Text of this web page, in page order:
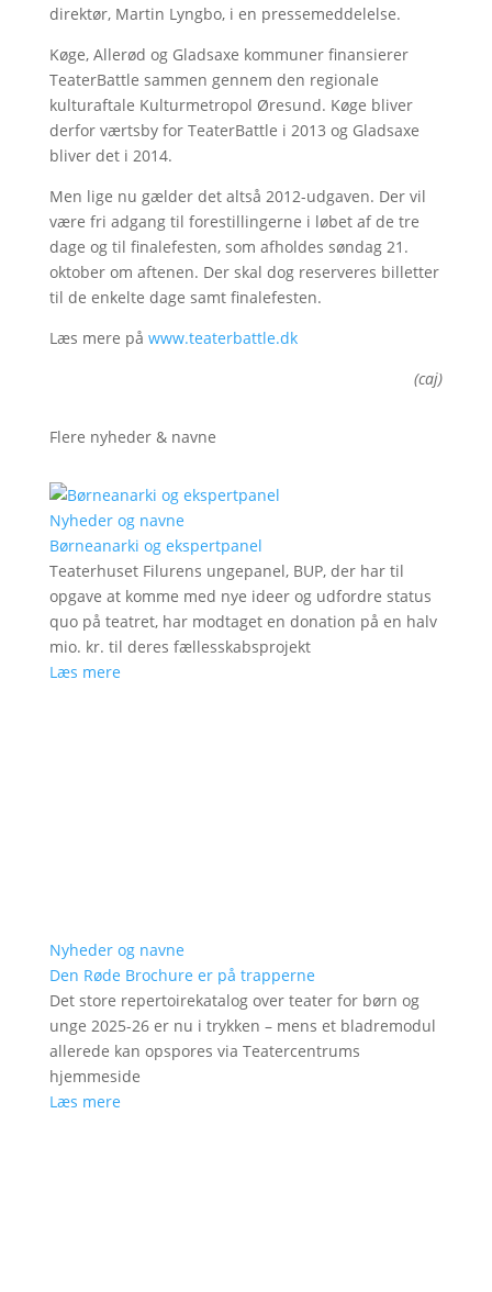
direktør, Martin Lyngbo, i en pressemeddelelse.
Køge, Allerød og Gladsaxe kommuner finansierer
TeaterBattle sammen gennem den regionale
kulturaftale Kulturmetropol Øresund. Køge bliver
derfor værtsby for TeaterBattle i 2013 og Gladsaxe
bliver det i 2014.
Men lige nu gælder det altså 2012-udgaven. Der vil
være fri adgang til forestillingerne i løbet af de tre
dage og til finalefesten, som afholdes søndag 21.
oktober om aftenen. Der skal dog reserveres billetter
til de enkelte dage samt finalefesten.
Læs mere på www.teaterbattle.dk
(caj)
Flere nyheder & navne
Nyheder og navne
Børneanarki og ekspertpanel
Teaterhuset Filurens ungepanel, BUP, der har til
opgave at komme med nye ideer og udfordre status
quo på teatret, har modtaget en donation på en halv
mio. kr. til deres fællesskabsprojekt
Læs mere
Nyheder og navne
Den Røde Brochure er på trapperne
Det store repertoirekatalog over teater for børn og
unge 2025-26 er nu i trykken – mens et bladremodul
allerede kan opspores via Teatercentrums
hjemmeside
Læs mere